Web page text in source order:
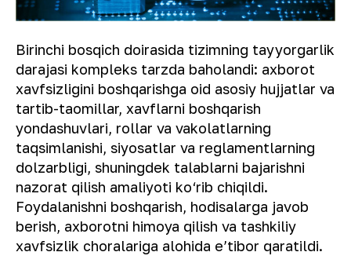
Birinchi bosqich doirasida tizimning tayyorgarlik
darajasi kompleks tarzda baholandi: axborot
xavfsizligini boshqarishga oid asosiy hujjatlar va
tartib-taomillar, xavflarni boshqarish
yondashuvlari, rollar va vakolatlarning
taqsimlanishi, siyosatlar va reglamentlarning
dolzarbligi, shuningdek talablarni bajarishni
nazorat qilish amaliyoti ko‘rib chiqildi.
Foydalanishni boshqarish, hodisalarga javob
berish, axborotni himoya qilish va tashkiliy
xavfsizlik choralariga alohida e’tibor qaratildi.